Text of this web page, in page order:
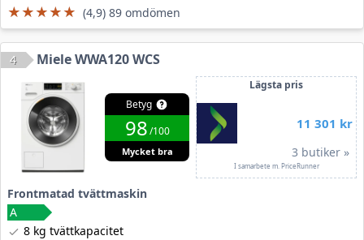
★★★★★
★★★★★ (4,9) 89 omdömen
4 Miele WWA120 WCS
Betyg
98/100
Mycket bra
Lägsta pris
11 301 kr
3 butiker »
I samarbete m. PriceRunner
Frontmatad tvättmaskin
8 kg tvättkapacitet